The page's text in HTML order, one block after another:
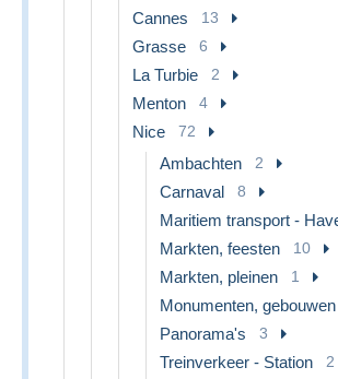
Cannes 13
Grasse 6
La Turbie 2
Menton 4
Nice 72
Ambachten 2
Carnaval 8
Maritiem transport -
Markten, feesten 10
Markten, pleinen 1
Monumenten, gebouwen
Panorama's 3
Treinverkeer - Station 2